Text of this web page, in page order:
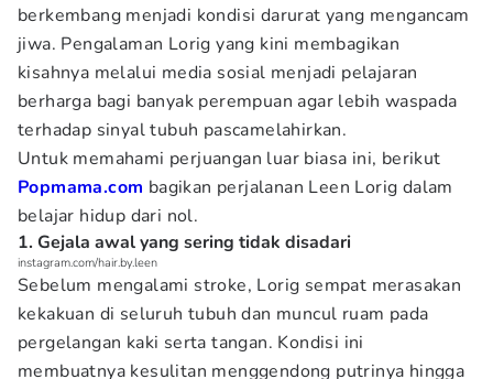
berkembang menjadi kondisi darurat yang mengancam
jiwa. Pengalaman Lorig yang kini membagikan
kisahnya melalui media sosial menjadi pelajaran
berharga bagi banyak perempuan agar lebih waspada
terhadap sinyal tubuh pascamelahirkan.
Untuk memahami perjuangan luar biasa ini, berikut
Popmama.com bagikan perjalanan Leen Lorig dalam
belajar hidup dari nol.
1. Gejala awal yang sering tidak disadari
instagram.com/hair.by.leen
Sebelum mengalami stroke, Lorig sempat merasakan
kekakuan di seluruh tubuh dan muncul ruam pada
pergelangan kaki serta tangan. Kondisi ini
membuatnya kesulitan menggendong putrinya hingga